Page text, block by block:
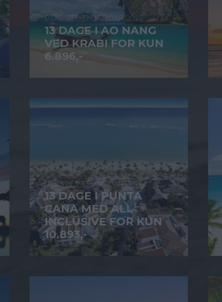
31. JANUAR 2026
13 DAGE I AO NANG
VED KRABI FOR KUN
6.896,-
13. JANUAR 2026
13 DAGE I PUNTA
CANA MED ALL
INCLUSIVE FOR KUN
10.893,-